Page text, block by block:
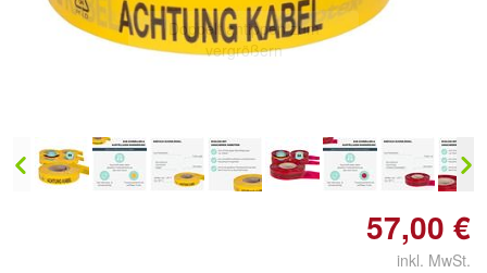
Doppelt antippen zum
vergrößern
57,00 €
inkl. MwSt.